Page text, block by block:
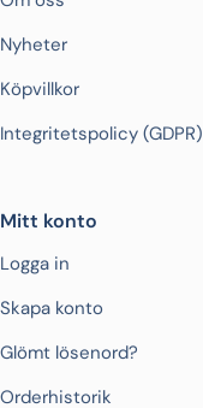
Nyheter
Köpvillkor
Integritetspolicy (GDPR)
Mitt konto
Logga in
Skapa konto
Glömt lösenord?
Orderhistorik